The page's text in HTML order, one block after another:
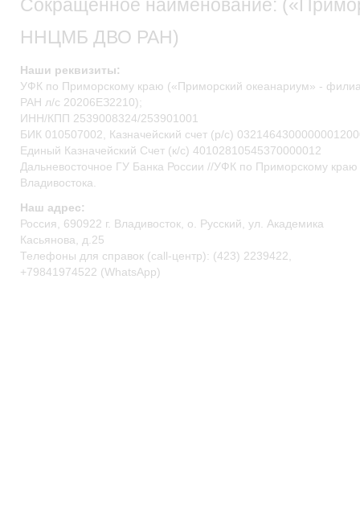
Сокращенное наименование:
ННЦМБ ДВО РАН)
Наши реквизиты:
УФК по Приморскому краю («Приморский океанариум» -
РАН л/c 20206ЕЗ2210);
ИНН/КПП 2539008324/253901001
БИК 010507002, Казначейский счет (р/c)
Единый Казначейский Счет (к/с) 40102810545370000012
Дальневосточное ГУ Банка России //УФК по Приморскому краю
Владивостока.
Наш адрес:
Россия, 690922 г. Владивосток, о. Русский, ул. Академика
Касьянова, д.25
Телефоны для справок (call-центр): (423) 2239422,
+79841974522 (WhatsApp)